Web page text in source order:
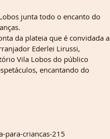
junta todo o encanto do
da plateia que é convidada a
Ederlei Lirussi,
Vila Lobos do público
encantando do
para-criancas-215